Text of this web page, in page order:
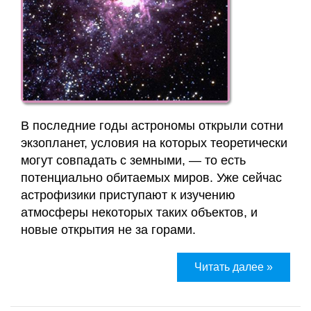
Заявка
Приём
кинезиолога
Приём
кинезиолога
Галины
Акулич
–
отзывы
В последние годы астрономы открыли сотни
экзопланет, условия на которых теоретически
могут совпадать с земными, — то есть
потенциально обитаемых миров. Уже сейчас
астрофизики приступают к изучению
атмосферы некоторых таких объектов, и
новые открытия не за горами.
Читать далее »